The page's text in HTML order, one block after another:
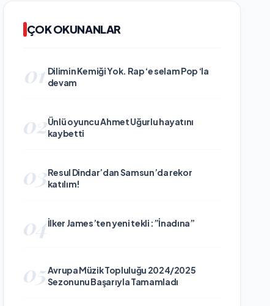
ÇOK OKUNANLAR
01 Dilimin Kemiği Yok. Rap ‘e selam Pop ‘la
devam
02Ünlü oyuncu Ahmet Uğurlu hayatını
kaybetti
03Resul Dindar’dan Samsun’da rekor
katılım!
04İlker James’ten yeni tekli :”İnadına”
05Avrupa Müzik Topluluğu 2024/2025
Sezonunu Başarıyla Tamamladı